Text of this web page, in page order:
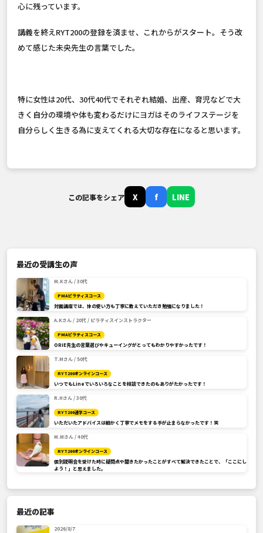
心に残っています。
講義を終えRYT200の登録を済ませ、これからがスタート。そう改
めて感じた未央先生の言葉でした。
特に女性は20代、30代40代でそれぞれ結婚、出産、育児などで大
きく自分の環境や体も変わるだけにヨガはそのライフステージを
自分らしく生きる為に支えてくれる大切な存在になると思います。
この記事をシェア X f LINE
最近の受講生の声
M.Kさん / 30代
PMAピラティスコース
対面講座では、体の使い方も丁寧に教えていただき勉強になりました！
A.Kさん / 20代 / ピラティスインストラクター
PMAピラティスコース
ORIE先生の言葉選びやキューイングがとってもわかりやすかったです！
T.Mさん / 50代
RYT200オンラインコース
いつでもLineでいろいろなことを相談できたのもありがたかったです！
R.Hさん / 30代
RYT200通学コース
いただいたアドバイスは細かく丁寧でメモをする手が止まらなかったです！笑
M.Mさん / 40代
RYT200オンラインコース
個別説明会を受けた時に疑問点や聞きたかったことがすべて解決できたことで、「ここにし
よう！」と思えました。
最近の記事
2026/8/7